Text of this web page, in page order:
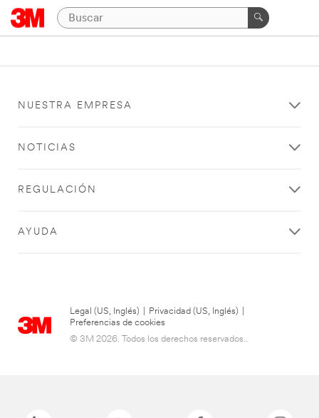
NUESTRA EMPRESA
NOTICIAS
REGULACIÓN
AYUDA
Legal (US, Inglés) Privacidad (US, Inglés)
Preferencias de cookies
© 3M 2026. Todos los derechos reservados..